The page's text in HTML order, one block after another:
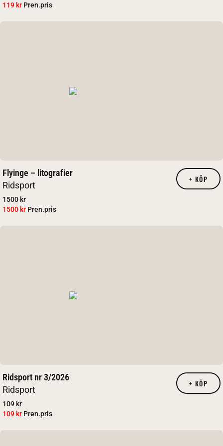
119 kr Pren.pris
Flyinge – litografier
Ridsport
1500 kr
1500 kr Pren.pris
+ KÖP
Ridsport nr 3/2026
Ridsport
109 kr
109 kr Pren.pris
+ KÖP